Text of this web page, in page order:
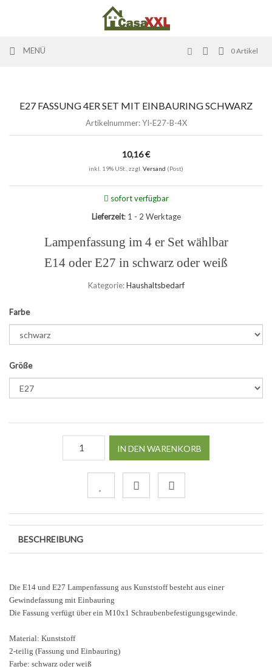
MENÜ 0Artikel
E27 FASSUNG 4ER SET MIT EINBAURING SCHWARZ
Artikelnummer:YI-E27-B-4X
10,16 €
inkl. 19% USt., zzgl. Versand (Post)
sofort verfügbar
Lieferzeit: 1 - 2 Werktage
Lampenfassung im 4 er Set wählbar
E14 oder E27 in schwarz oder weiß
Kategorie:Haushaltsbedarf
Farbe
Größe
IN DEN WARENKORB
BESCHREIBUNG
Die E14 und E27 Lampenfassung aus Kunststoff besteht aus einer
Gewindefassung mit Einbauring
Die Fassung verfügt über ein M10x1 Schraubenbefestigungsgewinde.
Material: Kunststoff
2-teilig (Fassung und Einbauring)
Farbe: schwarz oder weiß